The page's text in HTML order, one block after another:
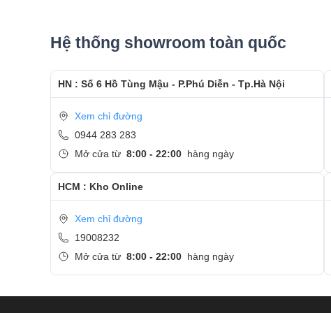
Hệ thống showroom toàn quốc
HN : Số 6 Hồ Tùng Mậu - P.Phú Diễn - Tp.Hà Nội
Xem chỉ đường
0944 283 283
Mở cửa từ 8:00 - 22:00 hàng ngày
HCM : Kho Online
Xem chỉ đường
19008232
Mở cửa từ 8:00 - 22:00 hàng ngày